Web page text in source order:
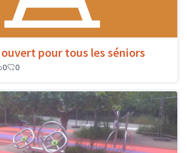
pour tous les séniors
0 0